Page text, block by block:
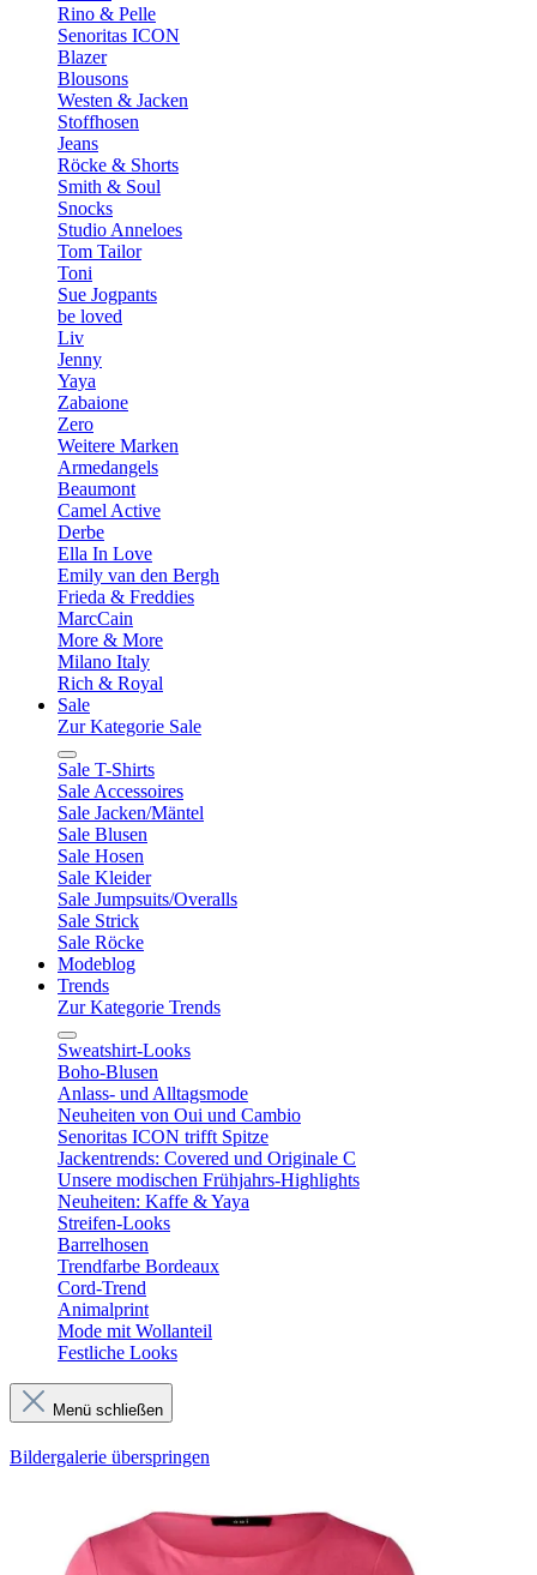
Rino & Pelle
Senoritas ICON
Blazer
Blousons
Westen & Jacken
Stoffhosen
Jeans
Röcke & Shorts
Smith & Soul
Snocks
Studio Anneloes
Tom Tailor
Toni
Sue Jogpants
be loved
Liv
Jenny
Yaya
Zabaione
Zero
Weitere Marken
Armedangels
Beaumont
Camel Active
Derbe
Ella In Love
Emily van den Bergh
Frieda & Freddies
MarcCain
More & More
Milano Italy
Rich & Royal
Sale
Zur Kategorie Sale
Sale T-Shirts
Sale Accessoires
Sale Jacken/Mäntel
Sale Blusen
Sale Hosen
Sale Kleider
Sale Jumpsuits/Overalls
Sale Strick
Sale Röcke
Modeblog
Trends
Zur Kategorie Trends
Sweatshirt-Looks
Boho-Blusen
Anlass- und Alltagsmode
Neuheiten von Oui und Cambio
Senoritas ICON trifft Spitze
Jackentrends: Covered und Originale C
Unsere modischen Frühjahrs-Highlights
Neuheiten: Kaffe & Yaya
Streifen-Looks
Barrelhosen
Trendfarbe Bordeaux
Cord-Trend
Animalprint
Mode mit Wollanteil
Festliche Looks
Menü schließen
Bildergalerie überspringen